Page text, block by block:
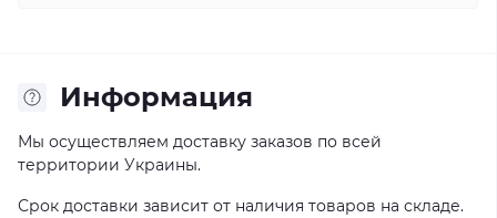
Информация
Мы осуществляем доставку заказов по всей
территории Украины.
Срок доставки зависит от наличия товаров на складе.